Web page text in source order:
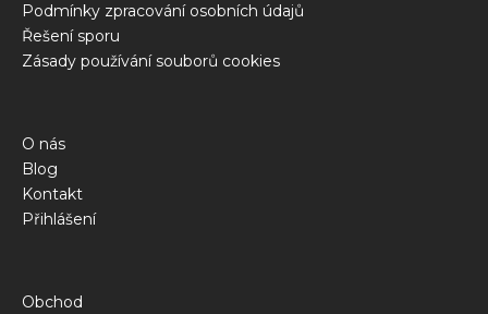
Podmínky zpracování osobních údajů
Řešení sporu
Zásady používání souborů cookies
O nás
Blog
Kontakt
Přihlášení
Obchod